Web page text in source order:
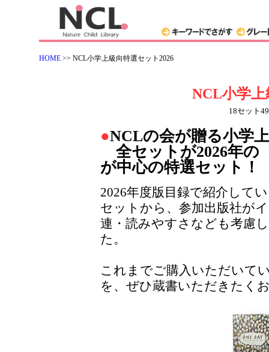
HOME >> NCL小学上級向特選セット2026
NCL小学上
18セット
●NCLの会が贈る小学
全セットが2026年の
が中心の特選セット！
2026年度版目録で紹介して
セットから、参加出版社が
連・読みやすさなども考慮
た。
これまでご購入いただいて
を、ぜひ蔵書いただきたく